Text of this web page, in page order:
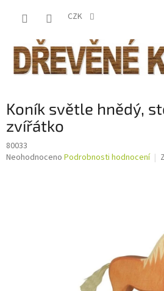
CZK
Koník světle hnědý,
zvířátko
80033
Průměrné
Neohodnoceno Podrobnosti hodnocení